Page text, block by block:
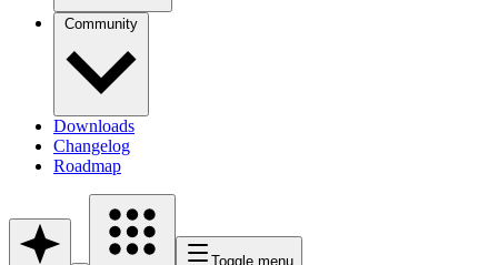
Community
Downloads
Changelog
Roadmap
Toggle menu